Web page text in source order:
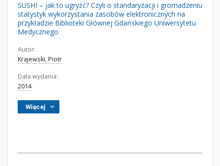
SUSHI – jak to ugryźć? Czyli o standaryzacji i gromadzeniu
statystyk wykorzystania zasobów elektronicznych na
przykładzie Biblioteki Głównej Gdańskiego Uniwersytetu
Medycznego
Autor:
Krajewski, Piotr
Data wydania:
2014
Więcej